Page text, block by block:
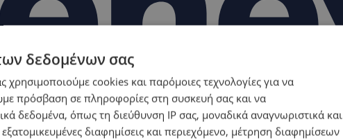
δεδομένων σας
χρησιμοποιούμε cookies και παρόμοιες τεχνολογίες για να
πρόσβαση σε πληροφορίες στη συσκευή σας και να
δεδομένα, όπως τη διεύθυνση IP σας, μοναδικά αναγνωριστικά και
διαφημίσεις και περιεχόμενο, μέτρηση διαφημίσεων